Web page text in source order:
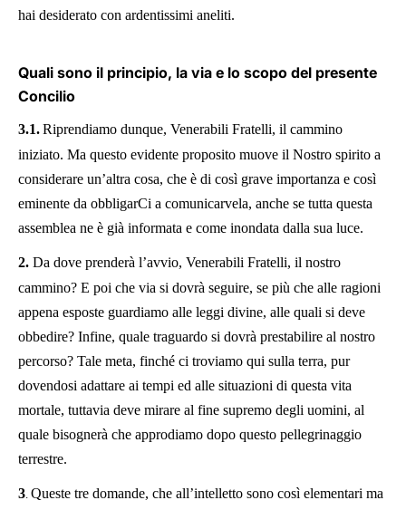
hai desiderato con ardentissimi aneliti.
Quali sono il principio, la via e lo scopo del presente
Concilio
3.1.Riprendiamo dunque, Venerabili Fratelli, il cammino
iniziato. Ma questo evidente proposito muove il Nostro spirito a
considerare un’altra cosa, che è di così grave importanza e così
eminente da obbligarCi a comunicarvela, anche se tutta questa
assemblea ne è già informata e come inondata dalla sua luce.
2. Da dove prenderà l’avvio, Venerabili Fratelli, il nostro
cammino? E poi che via si dovrà seguire, se più che alle ragioni
appena esposte guardiamo alle leggi divine, alle quali si deve
obbedire? Infine, quale traguardo si dovrà prestabilire al nostro
percorso? Tale meta, finché ci troviamo qui sulla terra, pur
dovendosi adattare ai tempi ed alle situazioni di questa vita
mortale, tuttavia deve mirare al fine supremo degli uomini, al
quale bisognerà che approdiamo dopo questo pellegrinaggio
terrestre.
3. Queste tre domande, che all’intelletto sono così elementari ma